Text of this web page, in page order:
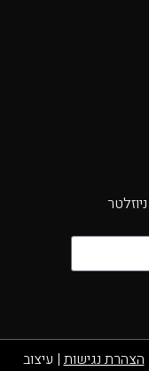
הצהרת נגישות| עיצוב